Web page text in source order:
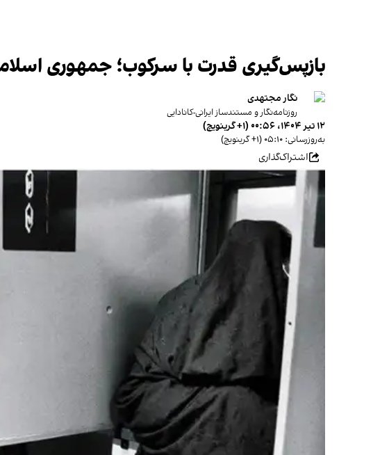
بازپس‌گیری قدرت با سرکوب؛ جمهوری
نگار مجتهدی
روزنامه‌نگار و مستندساز ایرانی-کانادایی
۱۲ تیر ۱۴۰۴، ۰۰:۵۶ (‎+۱ گرینویچ)
به‌روزرسانی: ۰۵:۱۰ (‎+۱ گرینویچ)
اشتراک‌گذاری